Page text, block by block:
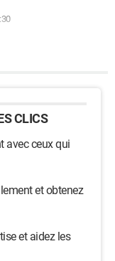
CLICS
avec ceux qui
et obtenez
et aidez les